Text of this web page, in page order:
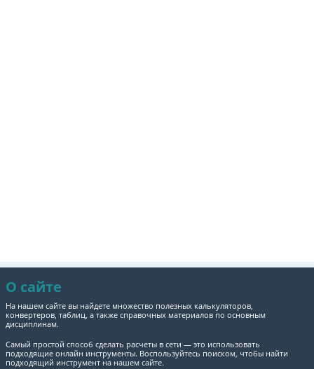
О сайте
На нашем сайте вы найдете множество полезных калькуляторов,
конвертеров, таблиц, а также справочных материалов по основным
дисциплинам.
Самый простой способ сделать расчеты в сети — это использовать
подходящие онлайн инструменты. Воспользуйтесь поиском, чтобы найти
подходящий инструмент на нашем сайте.